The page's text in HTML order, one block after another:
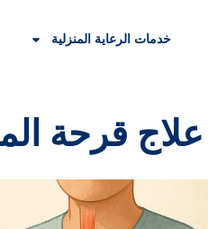
خدمات الرعاية المنزلية
علاج قرحة